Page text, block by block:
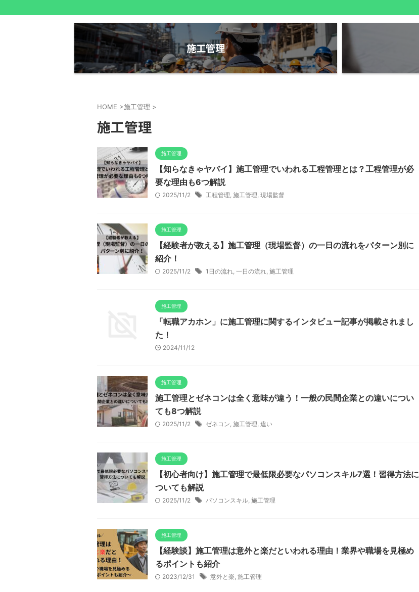
施工管理
HOME >施工管理 >
施工管理
施工管理
【知らなきゃヤバイ】施工管理でいわれる工程管理とは？工程管理が必
要な理由も6つ解説
2025/11/2 工程管理, 施工管理, 現場監督
施工管理
【経験者が教える】施工管理（現場監督）の一日の流れをパターン別に
紹介！
2025/11/2 1日の流れ, 一日の流れ, 施工管理
施工管理
「転職アカホン」に施工管理に関するインタビュー記事が掲載されまし
た！
2024/11/12
施工管理
施工管理とゼネコンは全く意味が違う！一般の民間企業との違いについ
ても8つ解説
2025/11/2 ゼネコン, 施工管理, 違い
施工管理
【初心者向け】施工管理で最低限必要なパソコンスキル7選！習得方法に
ついても解説
2025/11/2 パソコンスキル, 施工管理
施工管理
【経験談】施工管理は意外と楽だといわれる理由！業界や職場を見極め
るポイントも紹介
2023/12/31 意外と楽, 施工管理